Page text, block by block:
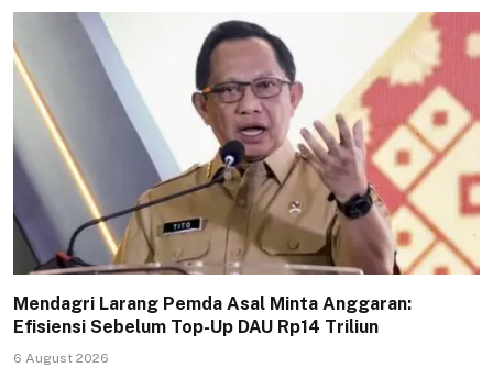
Mendagri Larang Pemda Asal Minta Anggaran:
Efisiensi Sebelum Top-Up DAU Rp14 Triliun
6 August 2026